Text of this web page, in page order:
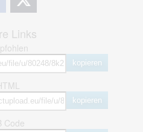
Links
kopieren
kopieren
Code